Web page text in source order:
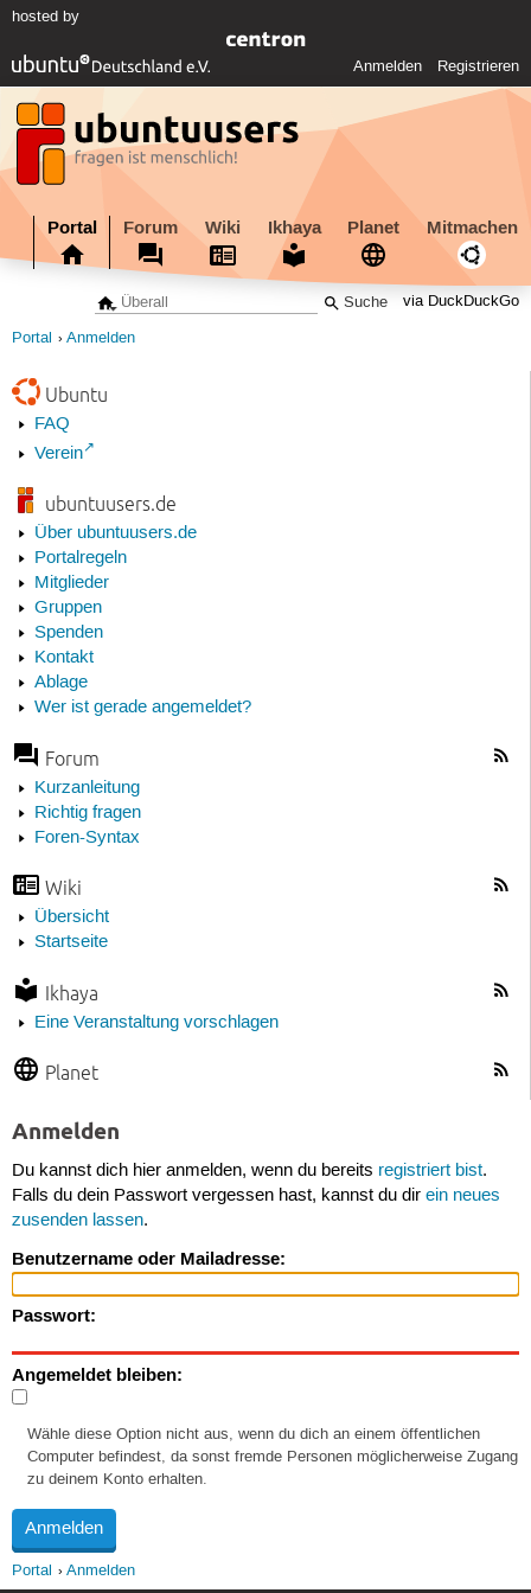
hosted by
Anmelden Registrieren
Portal Forum Wiki Ikhaya Planet Mitmachen
via DuckDuckGo
Portal Anmelden
Ubuntu
FAQ
Verein
ubuntuusers.de
Über ubuntuusers.de
Portalregeln
Mitglieder
Gruppen
Spenden
Kontakt
Ablage
Wer ist gerade angemeldet?
Forum
Kurzanleitung
Richtig fragen
Foren-Syntax
Wiki
Übersicht
Startseite
Ikhaya
Eine Veranstaltung vorschlagen
Planet
Anmelden
Du kannst dich hier anmelden, wenn du bereits registriert bist.
Falls du dein Passwort vergessen hast, kannst du dir ein neues
zusenden lassen.
Benutzername oder Mailadresse:
Passwort:
Angemeldet bleiben:
Wähle diese Option nicht aus, wenn du dich an einem öffentlichen
Computer befindest, da sonst fremde Personen möglicherweise Zugang
zu deinem Konto erhalten.
Portal Anmelden